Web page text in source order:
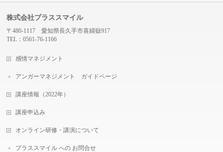
株式会社プラススマイル
〒480-1117 愛知県長久手市喜婦嶽917
TEL：0561-76-1166
感情マネジメント
アンガーマネジメント ガイドページ
講座情報（2022年）
講座申込み
オンライン研修・講演について
プラススマイル への お問合せ